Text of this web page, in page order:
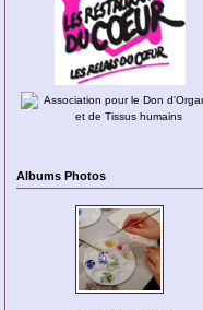
Albums Photos